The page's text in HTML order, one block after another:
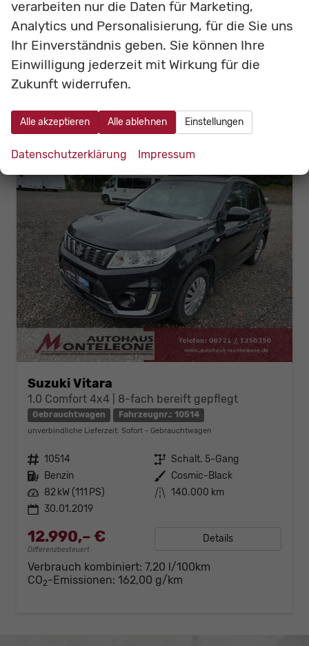
11.990,– €
incl. 19% MwSt.
Details
Stromverbrauch kombiniert:
16,00 kWh/100km
Elektrische Reichweite:
CO2-Emissionen:0 g/km
Suzuki Vitara
1.0 Comfort 4x4 | 8-fach bereift gepflegt
Gebrauchtwagen Fahrzeugnr.: 10514
unverbindliche Lieferzeit: Sofort Gebrauchtwagen
Fahrzeugnr. 10514 Getriebe Schalt. 5-Gang
Kraftstoff Benzin Außenfarbe Cosmic-Black
Leistung 82 kW (111 PS) Kilometerstand 140.000 km
30.01.2019
12.990,– €
Differenzbesteuert
Details
Verbrauch kombiniert: 7,20 l/100km
CO2-Emissionen: 162,00 g/km
verarbeiten nur die Daten für Marketing,
Analytics und Personalisierung, für die Sie uns
Ihr Einverständnis geben. Sie können Ihre
Einwilligung jederzeit mit Wirkung für die
Zukunft widerrufen.
Alle akzeptieren Alle ablehnen Einstellungen
Datenschutzerklärung Impressum